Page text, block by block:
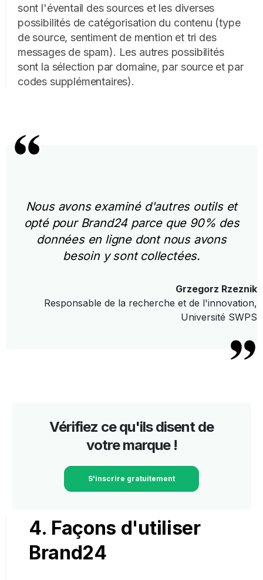
sont l'éventail des sources et les diverses
possibilités de catégorisation du contenu (type
de source, sentiment de mention et tri des
messages de spam). Les autres possibilités
sont la sélection par domaine, par source et par
codes supplémentaires).
Nous avons examiné d'autres outils et
opté pour Brand24 parce que 90% des
données en ligne dont nous avons
besoin y sont collectées.
Grzegorz Rzeznik
Responsable de la recherche et de l'innovation,
Université SWPS
Vérifiez ce qu'ils disent de
votre marque !
S'inscrire gratuitement
4. Façons d'utiliser
Brand24